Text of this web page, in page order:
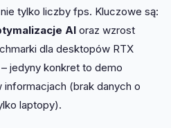
tylko liczby fps. Kluczowe są:
AI oraz wzrost
dla desktopów RTX
jedyny konkret to demo
informacjach (brak danych o
laptopy).